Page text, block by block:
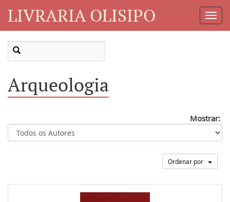
LIVRARIA OLISIPO
Arqueologia
Mostrar:
Ordenar por